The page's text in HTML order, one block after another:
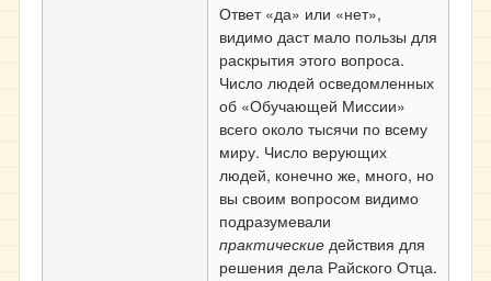
Ответ «да» или «нет»,
видимо даст мало пользы для
раскрытия этого вопроса.
Число людей осведомленных
об «Обучающей Миссии»
всего около тысячи по всему
миру. Число верующих
людей, конечно же, много, но
вы своим вопросом видимо
подразумевали
практические действия для
решения дела Райского Отца.